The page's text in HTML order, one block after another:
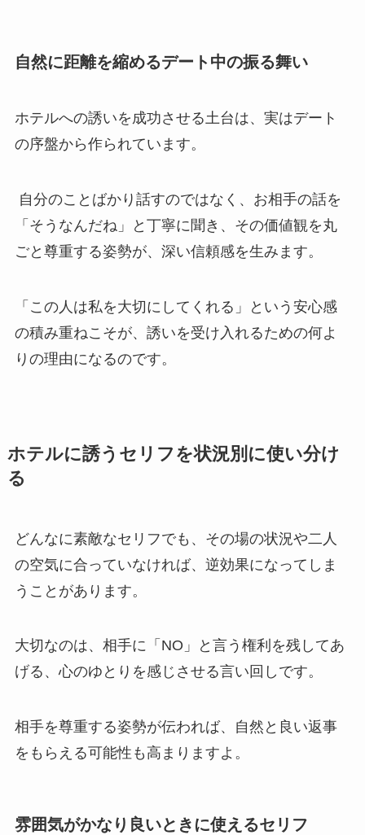
自然に距離を縮めるデート中の振る舞い
ホテルへの誘いを成功させる土台は、実はデート
の序盤から作られています。
自分のことばかり話すのではなく、お相手の話を
「そうなんだね」と丁寧に聞き、その価値観を丸
ごと尊重する姿勢が、深い信頼感を生みます。
「この人は私を大切にしてくれる」という安心感
の積み重ねこそが、誘いを受け入れるための何よ
りの理由になるのです。
ホテルに誘うセリフを状況別に使い分け
る
どんなに素敵なセリフでも、その場の状況や二人
の空気に合っていなければ、逆効果になってしま
うことがあります。
大切なのは、相手に「NO」と言う権利を残してあ
げる、心のゆとりを感じさせる言い回しです。
相手を尊重する姿勢が伝われば、自然と良い返事
をもらえる可能性も高まりますよ。
雰囲気がかなり良いときに使えるセリフ